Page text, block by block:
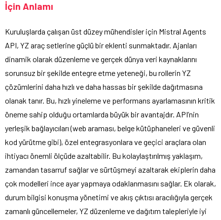
İçin Anlamı
Kuruluşlarda çalışan üst düzey mühendisler için Mistral Agents
API, YZ araç setlerine güçlü bir eklenti sunmaktadır. Ajanları
dinamik olarak düzenleme ve gerçek dünya veri kaynaklarını
sorunsuz bir şekilde entegre etme yeteneği, bu rollerin YZ
çözümlerini daha hızlı ve daha hassas bir şekilde dağıtmasına
olanak tanır. Bu, hızlı yineleme ve performans ayarlamasının kritik
öneme sahip olduğu ortamlarda büyük bir avantajdır. API’nin
yerleşik bağlayıcıları (web araması, belge kütüphaneleri ve güvenli
kod yürütme gibi), özel entegrasyonlara ve geçici araçlara olan
ihtiyacı önemli ölçüde azaltabilir. Bu kolaylaştırılmış yaklaşım,
zamandan tasarruf sağlar ve sürtüşmeyi azaltarak ekiplerin daha
çok modelleri ince ayar yapmaya odaklanmasını sağlar. Ek olarak,
durum bilgisi konuşma yönetimi ve akış çıktısı aracılığıyla gerçek
zamanlı güncellemeler, YZ düzenleme ve dağıtım talepleriyle iyi